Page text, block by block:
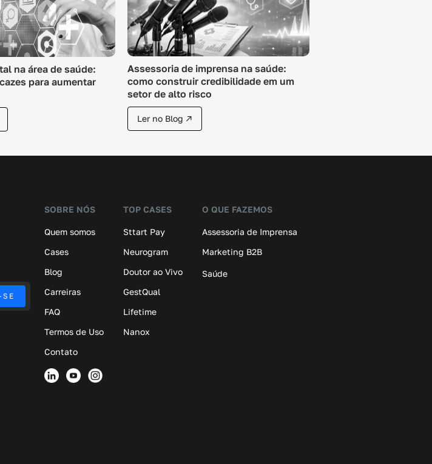
na área de saúde:
para aumentar
Assessoria de imprensa na saúde:
como construir credibilidade em um
setor de alto risco
Ler no Blog ↗
SOBRE NÓS
Quem somos
Cases
Blog
Carreiras
FAQ
Termos de Uso
Contato
TOP CASES
Sttart Pay
Neurogram
Doutor ao Vivo
GestQual
Lifetime
Nanox
O QUE FAZEMOS
Assessoria de Imprensa
Marketing B2B
Saúde